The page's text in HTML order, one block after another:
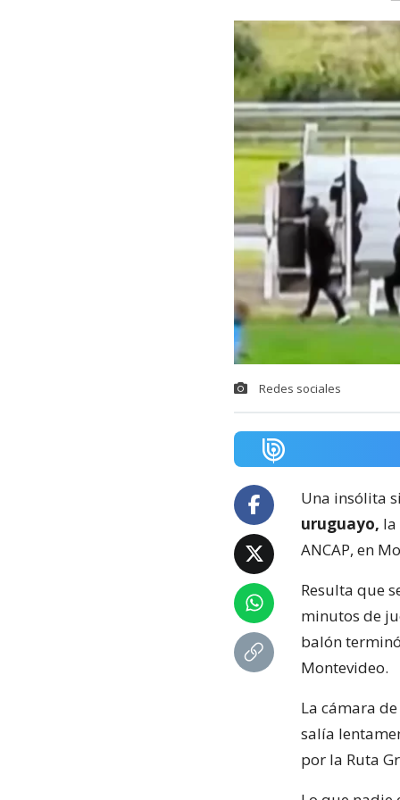
Redes sociales
Una insólita
uruguayo, la
ANCAP, en
Resulta que
minutos de
balón
Montevideo.
La cámara
salía
por la Ruta